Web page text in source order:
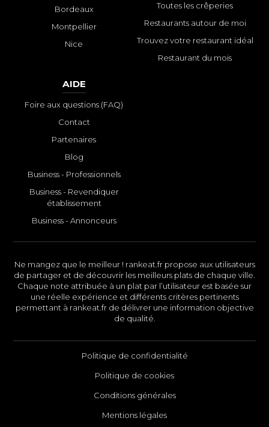
Bordeaux
Montpellier
Nice
Toutes les crêperies
Restaurants autour de moi
Trouvez votre restaurant idéal
Restaurant du mois
AIDE
Foire aux questions (FAQ)
Contact
Partenaires
Blog
Business - Professionnels
Business - Revendiquer
établissement
Business - Annonceurs
Ne mangez que le meilleur ! rankeat.fr propose aux utilisateurs
de partager et de découvrir les meilleurs plats de chaque ville.
Chaque note attribuée à un plat par l’utilisateur est basée sur
une réelle expérience et différents critères pertinents
permettant à rankeat.fr de délivrer une information objective
de qualité.
Politique de confidentialité
Politique de cookies
Conditions générales
Mentions légales